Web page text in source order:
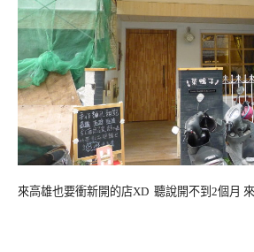
來高雄也要衝新開的店XD 聽說開不到2個月